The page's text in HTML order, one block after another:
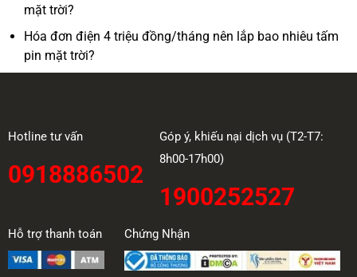
mặt trời?
Hóa đơn điện 4 triệu đồng/tháng nên lắp bao nhiêu tấm
pin mặt trời?
Hotline tư vấn
0918886502
Góp ý, khiếu nại dịch vụ (T2-T7:
8h00-17h00)
1900252527
Hỗ trợ thanh toán Chứng Nhận